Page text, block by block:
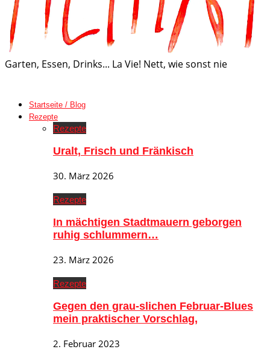
Garten, Essen, Drinks... La Vie! Nett, wie sonst nie
Startseite / Blog
Rezepte
Rezepte
Uralt, Frisch und Fränkisch
30. März 2026
Rezepte
In mächtigen Stadtmauern geborgen
ruhig schlummern…
23. März 2026
Rezepte
Gegen den grau-slichen Februar-Blues
mein praktischer Vorschlag,
2. Februar 2023